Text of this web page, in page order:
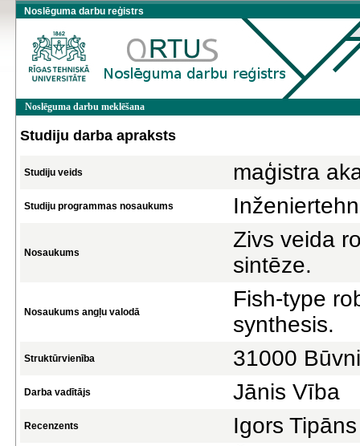
Noslēguma darbu reģistrs
Noslēguma darbu meklēšana
Studiju darba apraksts
Studiju veids maģistra
Studiju programmas nosaukums
Nosaukums
Zivs veida
sintēze.
Nosaukums angļu valodā
Fish-type
synthesis.
Struktūrvienība 31000
Darba vadītājs Jānis Vība
Recenzents Igors Tipāns